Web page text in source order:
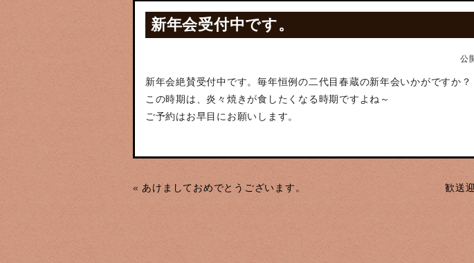
新年会受付中です。
公
新年会絶賛受付中です。毎年恒例の二代目春蔵の新年会いかがですか？
この時期は、炎々焼きが食したくなる時期ですよね～
ご予約はお早目にお願いします。
« あけましておめでとうございます。 歓送